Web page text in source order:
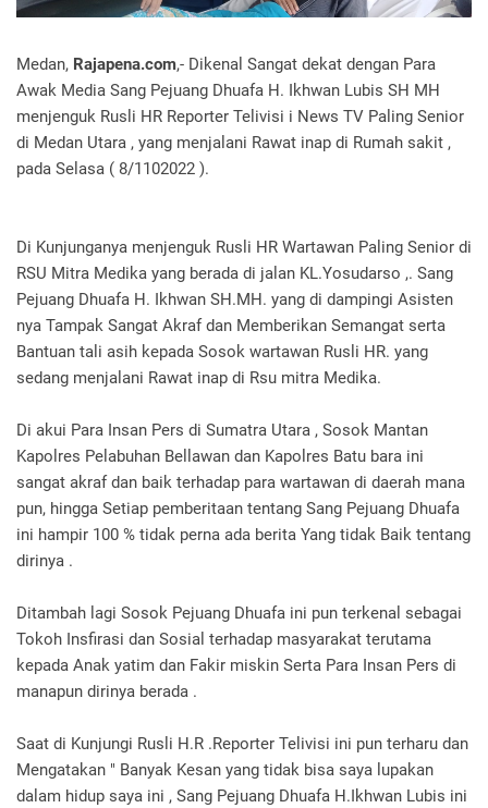
Medan, Rajapena.com,- Dikenal Sangat dekat dengan Para
Awak Media Sang Pejuang Dhuafa H. Ikhwan Lubis SH MH
menjenguk Rusli HR Reporter Telivisi i News TV Paling Senior
di Medan Utara , yang menjalani Rawat inap di Rumah sakit ,
pada Selasa ( 8/1102022 ).
Di Kunjunganya menjenguk Rusli HR Wartawan Paling Senior di
RSU Mitra Medika yang berada di jalan KL.Yosudarso ,. Sang
Pejuang Dhuafa H. Ikhwan SH.MH. yang di dampingi Asisten
nya Tampak Sangat Akraf dan Memberikan Semangat serta
Bantuan tali asih kepada Sosok wartawan Rusli HR. yang
sedang menjalani Rawat inap di Rsu mitra Medika.
Di akui Para Insan Pers di Sumatra Utara , Sosok Mantan
Kapolres Pelabuhan Bellawan dan Kapolres Batu bara ini
sangat akraf dan baik terhadap para wartawan di daerah mana
pun, hingga Setiap pemberitaan tentang Sang Pejuang Dhuafa
ini hampir 100 % tidak perna ada berita Yang tidak Baik tentang
dirinya .
Ditambah lagi Sosok Pejuang Dhuafa ini pun terkenal sebagai
Tokoh Insfirasi dan Sosial terhadap masyarakat terutama
kepada Anak yatim dan Fakir miskin Serta Para Insan Pers di
manapun dirinya berada .
Saat di Kunjungi Rusli H.R .Reporter Telivisi ini pun terharu dan
Mengatakan " Banyak Kesan yang tidak bisa saya lupakan
dalam hidup saya ini , Sang Pejuang Dhuafa H.Ikhwan Lubis ini